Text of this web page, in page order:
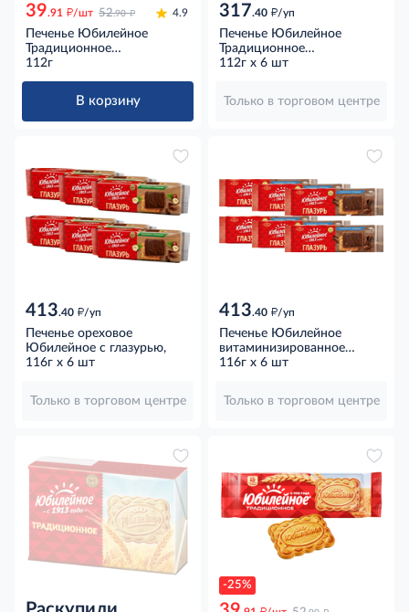
39.91 д/шт 52.90 д 4.9
Печенье Юбилейное
Традиционное
витаминизированное
112г
В корзину
317.40 д/уп
Печенье Юбилейное
Традиционное
витаминизированное, 112г
112г x 6 шт
Только в торговом центре
413.40 д/уп
Печенье ореховое
Юбилейное с глазурью,
116г x 6 шт
Только в торговом центре
413.40 д/уп
Печенье Юбилейное
витаминизированное
молочное с глазурью, 116г
116г x 6 шт
Только в торговом центре
-25%